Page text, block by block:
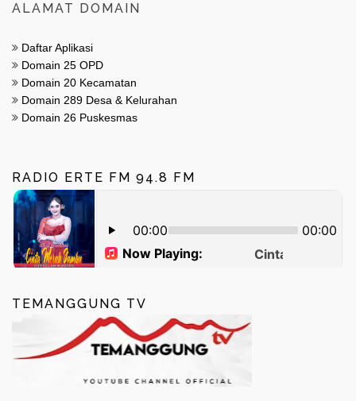
ALAMAT DOMAIN
Daftar Aplikasi
Domain 25 OPD
Domain 20 Kecamatan
Domain 289 Desa & Kelurahan
Domain 26 Puskesmas
RADIO ERTE FM 94.8 FM
TEMANGGUNG TV